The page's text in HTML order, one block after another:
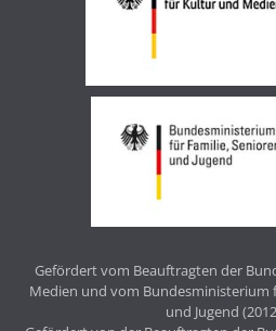
Gefördert vom Beauftragten der
Medien und vom Bundesministerium
und Jugend